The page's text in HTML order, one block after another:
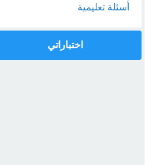
أسئلة تعليمية
اختباراتي